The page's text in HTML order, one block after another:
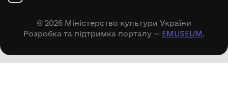
© 2026 Міністерство культури України
Розробка та підтримка порталу — EMUSEUM.